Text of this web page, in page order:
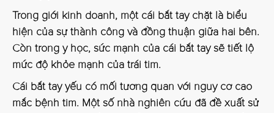
Trong giới kinh doanh, một cái bắt tay chặt là biểu
hiện của sự thành công và đồng thuận giữa hai bên.
Còn trong y học, sức mạnh của cái bắt tay sẽ tiết lộ
mức độ khỏe mạnh của trái tim.
Cái bắt tay yếu có mối tương quan với nguy cơ cao
mắc bệnh tim. Một số nhà nghiên cứu đã đề xuất sử